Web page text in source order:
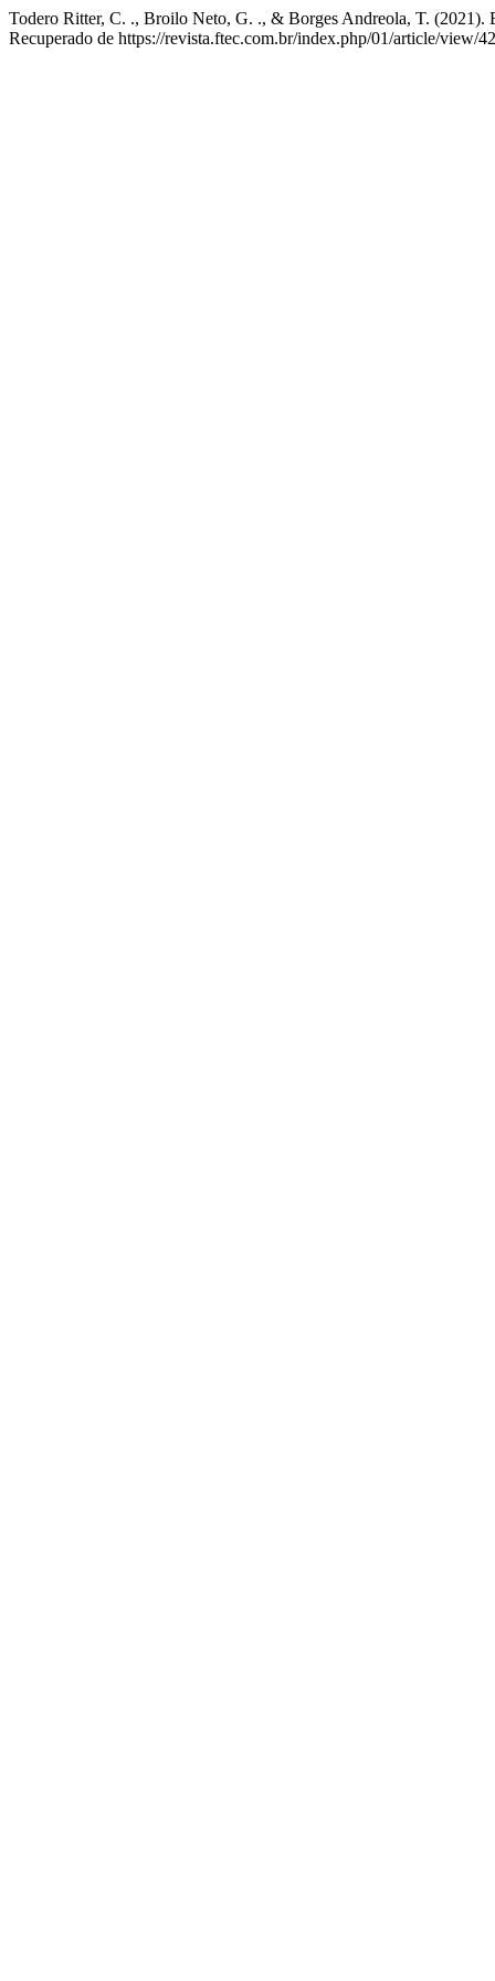
Todero Ritter, C. ., Broilo Neto, G. ., & Borges Andreola, T. (2021).
Recuperado de https://revista.ftec.com.br/index.php/01/article/view/42